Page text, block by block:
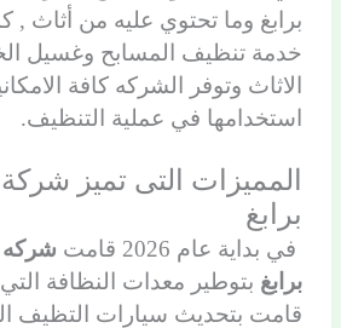
برابغ وما تحتوي عليه من أثاث ,
خدمة تنظيف المسابح وغسيل
الاثاث وتوفر الشركه كافة
استخدامها في عملية التنظيف.
المميزات التى تميز
برابغ
في بداية عام 2026 قامت
شركه
برابغ بتوطير معدات النظافة
قامت بتحديث سيارات التظيف